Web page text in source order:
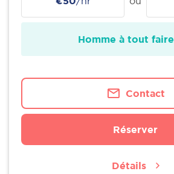
Homme à tout faire
Contact
Réserver
Détails